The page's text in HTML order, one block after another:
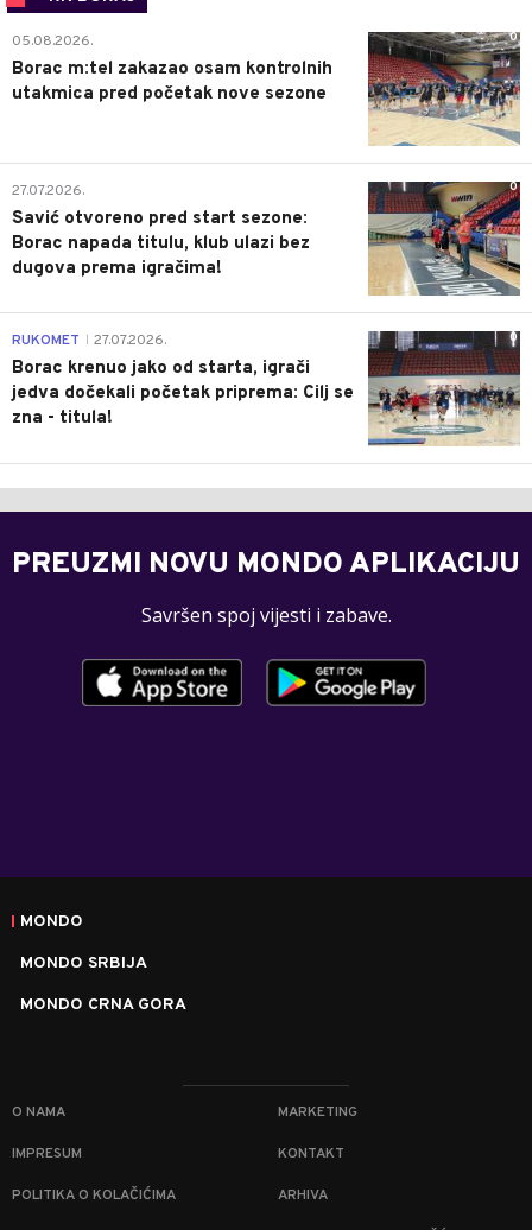
0
05.08.2026.
Borac m:tel zakazao osam kontrolnih
utakmica pred početak nove sezone
0
27.07.2026.
Savić otvoreno pred start sezone:
Borac napada titulu, klub ulazi bez
dugova prema igračima!
0
RUKOMET 27.07.2026.
Borac krenuo jako od starta, igrači
jedva dočekali početak priprema: Cilj se
zna - titula!
PREUZMI NOVU MONDO APLIKACIJU
Savršen spoj vijesti i zabave.
MONDO
MONDO SRBIJA
MONDO CRNA GORA
O NAMA MARKETING
IMPRESUM KONTAKT
POLITIKA O KOLAČIĆIMA ARHIVA